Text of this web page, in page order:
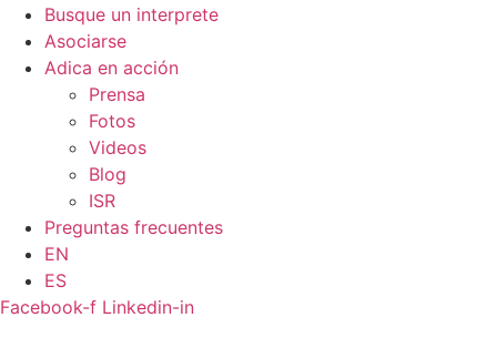
Busque un interprete
Asociarse
Adica en acción
Prensa
Fotos
Videos
Blog
ISR
Preguntas frecuentes
EN
ES
Facebook-f Linkedin-in